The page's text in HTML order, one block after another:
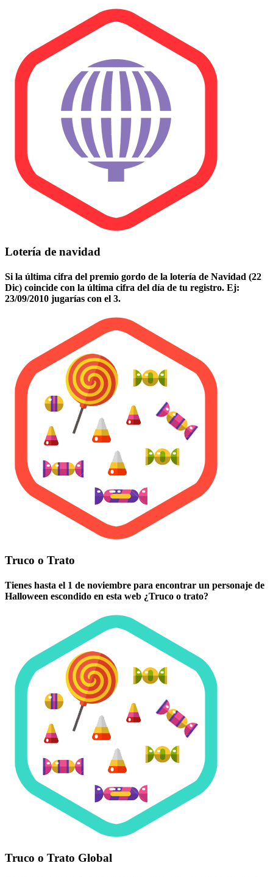
Lotería de navidad
Si la última cifra del premio gordo de la lotería de Navidad (22
Dic) coincide con la última cifra del día de tu registro. Ej:
23/09/2010 jugarías con el 3.
Truco o Trato
Tienes hasta el 1 de noviembre para encontrar un personaje de
Halloween escondido en esta web ¿Truco o trato?
Truco o Trato Global